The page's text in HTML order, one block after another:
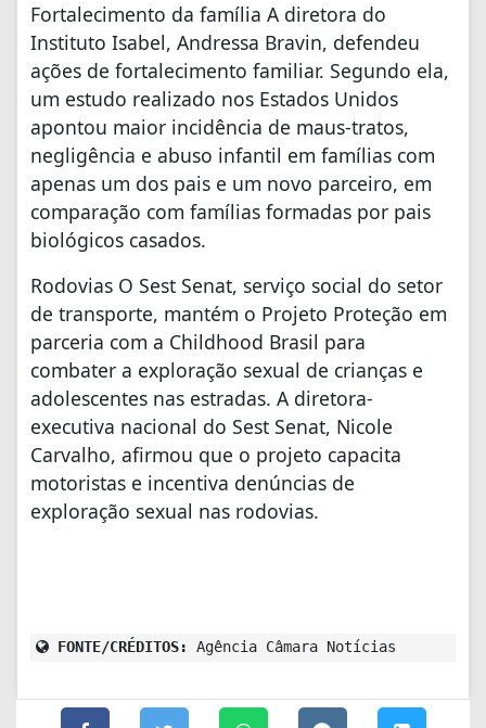
Fortalecimento da família A diretora do
Instituto Isabel, Andressa Bravin, defendeu
ações de fortalecimento familiar. Segundo ela,
um estudo realizado nos Estados Unidos
apontou maior incidência de maus-tratos,
negligência e abuso infantil em famílias com
apenas um dos pais e um novo parceiro, em
comparação com famílias formadas por pais
biológicos casados.
Rodovias O Sest Senat, serviço social do setor
de transporte, mantém o Projeto Proteção em
parceria com a Childhood Brasil para
combater a exploração sexual de crianças e
adolescentes nas estradas. A diretora-
executiva nacional do Sest Senat, Nicole
Carvalho, afirmou que o projeto capacita
motoristas e incentiva denúncias de
exploração sexual nas rodovias.
FONTE/CRÉDITOS: Agência Câmara Notícias